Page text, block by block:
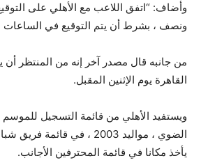
ونصف ، بشرط أن يتم التوقيع في الساعات
من جانبه قال مصدر آخر إنه من المنتظر
القاهرة يوم الإثنين المقبل.
ويستفيد الأهلي من قائمة التسجيل
الضوي ، مواليد 2003 ، في
يأخذ مكانا في قائمة المحترفين الأجانب.